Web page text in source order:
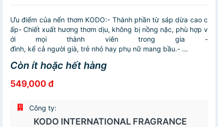
Ưu điểm của nến thơm KODO:- Thành phần từ sáp dừa cao c
ấp- Chiết xuất hương thơm dịu, không bị nồng nặc, phù hợp v
ới mọi thành viên trong gia -
đình, kể cả người già, trẻ nhỏ hay phụ nữ mang bầu.- ...
Còn ít hoặc hết hàng
549,000 đ
Công ty:
KODO INTERNATIONAL FRAGRANCE